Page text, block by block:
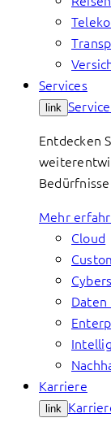
Services
link
Entdecken
Mehr
Cloud
Karriere
link